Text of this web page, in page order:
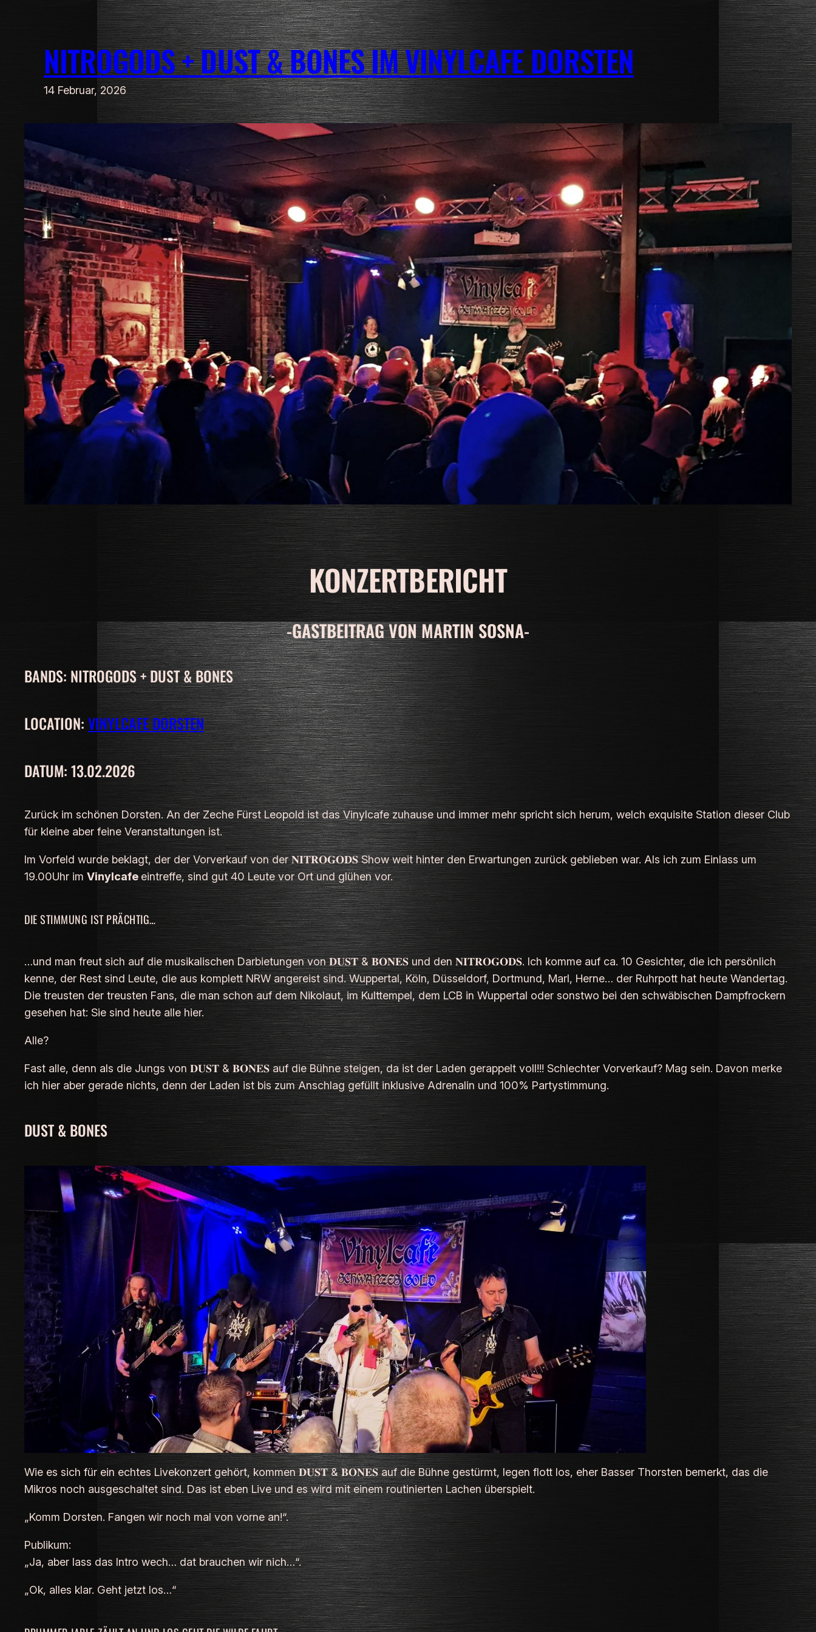
NITROGODS + DUST & BONES IM VINYLCAFE DORSTEN
14 Februar, 2026
KONZERTBERICHT
-GASTBEITRAG VON MARTIN SOSNA-
BANDS: NITROGODS + DUST & BONES
LOCATION:VINYLCAFE DORSTEN
DATUM: 13.02.2026
Zurück im schönen Dorsten. An der Zeche Fürst Leopold ist das Vinylcafe zuhause und immer mehr spricht sich herum, welch exquisite Station dieser Club
für kleine aber feine Veranstaltungen ist.
Im Vorfeld wurde beklagt, der der Vorverkauf von der 𝐍𝐈𝐓𝐑𝐎𝐆𝐎𝐃𝐒 Show weit hinter den Erwartungen zurück geblieben war. Als ich zum Einlass um
19.00Uhr im Vinylcafeeintreffe, sind gut 40 Leute vor Ort und glühen vor.
DIE STIMMUNG IST PRÄCHTIG…
…und man freut sich auf die musikalischen Darbietungen von 𝐃𝐔𝐒𝐓 & 𝐁𝐎𝐍𝐄𝐒 und den 𝐍𝐈𝐓𝐑𝐎𝐆𝐎𝐃𝐒. Ich komme auf ca. 10 Gesichter, die ich persönlich
kenne, der Rest sind Leute, die aus komplett NRW angereist sind. Wuppertal, Köln, Düsseldorf, Dortmund, Marl, Herne… der Ruhrpott hat heute Wandertag.
Die treusten der treusten Fans, die man schon auf dem Nikolaut, im Kulttempel, dem LCB in Wuppertal oder sonstwo bei den schwäbischen Dampfrockern
gesehen hat: Sie sind heute alle hier.
Alle?
Fast alle, denn als die Jungs von 𝐃𝐔𝐒𝐓 & 𝐁𝐎𝐍𝐄𝐒 auf die Bühne steigen, da ist der Laden gerappelt voll!!! Schlechter Vorverkauf? Mag sein. Davon merke
ich hier aber gerade nichts, denn der Laden ist bis zum Anschlag gefüllt inklusive Adrenalin und 100% Partystimmung.
DUST & BONES
Wie es sich für ein echtes Livekonzert gehört, kommen 𝐃𝐔𝐒𝐓 & 𝐁𝐎𝐍𝐄𝐒 auf die Bühne gestürmt, legen flott los, eher Basser Thorsten bemerkt, das die
Mikros noch ausgeschaltet sind. Das ist eben Live und es wird mit einem routinierten Lachen überspielt.
„Komm Dorsten. Fangen wir noch mal von vorne an!“.
Publikum:
„Ja, aber lass das Intro wech… dat brauchen wir nich…“.
„Ok, alles klar. Geht jetzt los…“